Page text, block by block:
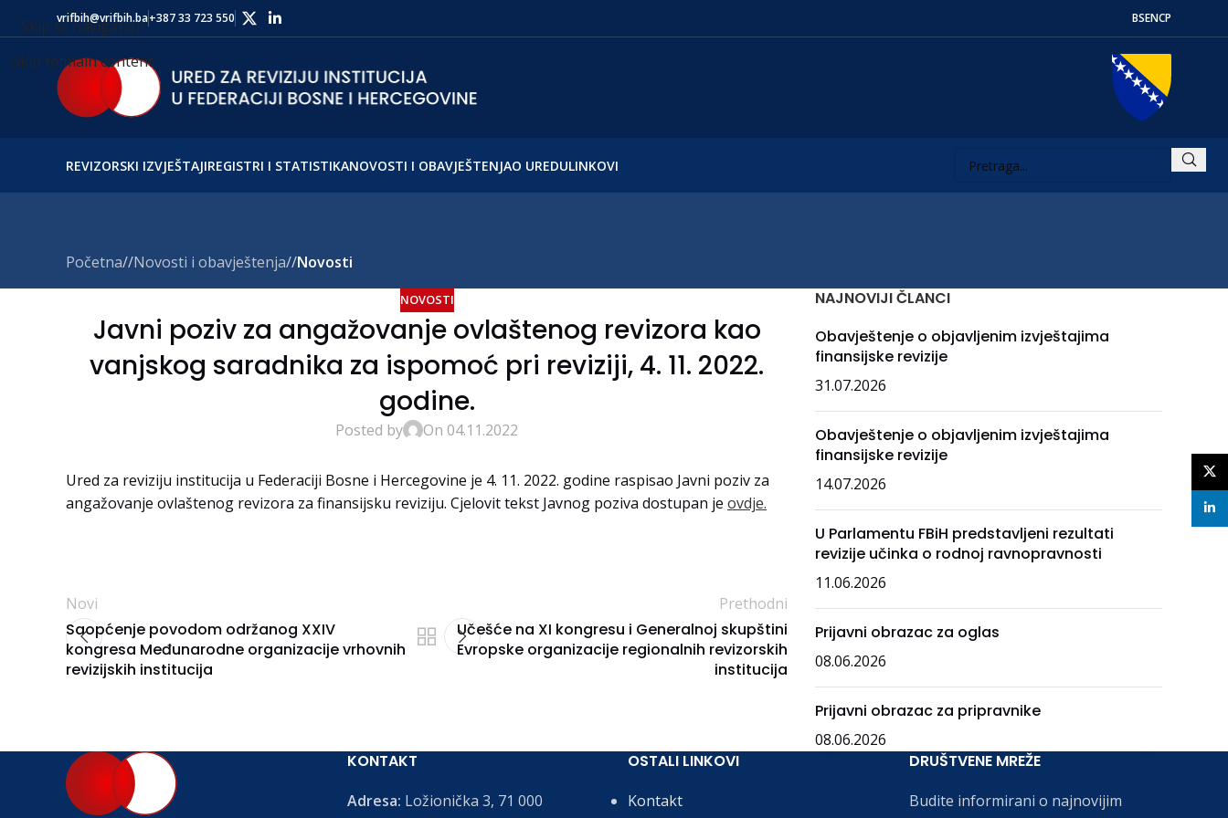
Skip to navigation
Skip to main content
vrifbih@vrifbih.ba+387 33 723 550 BSENСР
REVIZORSKI IZVJEŠTAJIREGISTRI I STATISTIKANOVOSTI I OBAVJEŠTENJAO UREDULINKOVI
Početna/ Novosti i obavještenja/ Novosti
NOVOSTI
Javni poziv za angažovanje ovlaštenog revizora kao
vanjskog saradnika za ispomoć pri reviziji, 4. 11. 2022.
godine.
Posted by On 04.11.2022
Ured za reviziju institucija u Federaciji Bosne i Hercegovine je 4. 11. 2022. godine raspisao Javni poziv za
angažovanje ovlaštenog revizora za finansijsku reviziju. Cjelovit tekst Javnog poziva dostupan je ovdje.
Novi
Saopćenje povodom održanog XXIV
kongresa Međunarodne organizacije vrhovnih
revizijskih institucija
Prethodni
Učešće na XI kongresu i Generalnoj skupštini
Evropske organizacije regionalnih revizorskih
institucija
NAJNOVIJI ČLANCI
Obavještenje o objavljenim izvještajima
finansijske revizije
31.07.2026
Obavještenje o objavljenim izvještajima
finansijske revizije
14.07.2026
U Parlamentu FBiH predstavljeni rezultati
revizije učinka o rodnoj ravnopravnosti
11.06.2026
Prijavni obrazac za oglas
08.06.2026
Prijavni obrazac za pripravnike
08.06.2026
KONTAKT
Adresa: Ložionička 3, 71 000
OSTALI LINKOVI
Kontakt
DRUŠTVENE MREŽE
Budite informirani o najnovijim